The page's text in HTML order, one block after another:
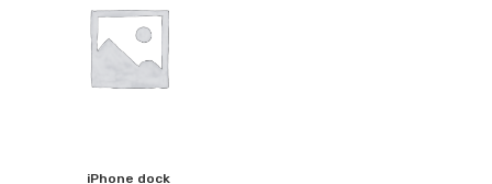
iPhone dock